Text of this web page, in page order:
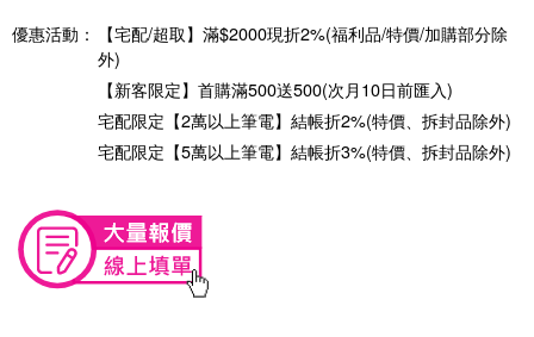
優惠活動：
【宅配/超取】滿$2000現折2%(福利品/特價/加購部分除
外)
【新客限定】首購滿500送500(次月10日前匯入)
宅配限定【2萬以上筆電】結帳折2%(特價、拆封品除外)
宅配限定【5萬以上筆電】結帳折3%(特價、拆封品除外)